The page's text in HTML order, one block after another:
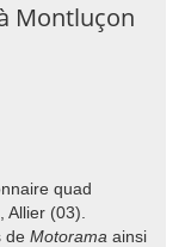
Montluçon
quad
(03).
de Motorama ainsi